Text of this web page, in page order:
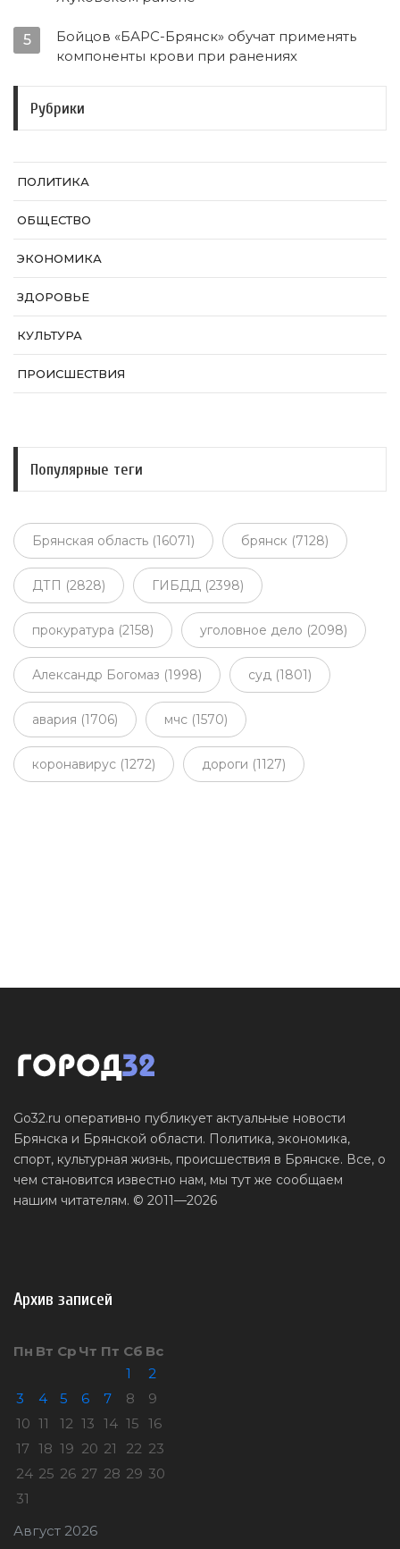
5
Бойцов «БАРС-Брянск» обучат применять
компоненты крови при ранениях
Рубрики
ПОЛИТИКА
ОБЩЕСТВО
ЭКОНОМИКА
ЗДОРОВЬЕ
КУЛЬТУРА
ПРОИСШЕСТВИЯ
Популярные теги
Брянская область (16071) брянск (7128)
ДТП (2828) ГИБДД (2398)
прокуратура (2158) уголовное дело (2098)
Александр Богомаз (1998) суд (1801)
авария (1706) мчс (1570)
коронавирус (1272) дороги (1127)
Go32.ru оперативно публикует актуальные новости
Брянска и Брянской области. Политика, экономика,
спорт, культурная жизнь, происшествия в Брянске. Все, о
чем становится известно нам, мы тут же сообщаем
нашим читателям. © 2011—2026
Архив записей
Август 2026
Пн Вт Ср Чт Пт Сб Вс
1
2
3
4 5 6 7 8
9
10 11 12 13 14 15 16
17 18 19 20 21 22 23
24 25 26 27 28 29 30
31